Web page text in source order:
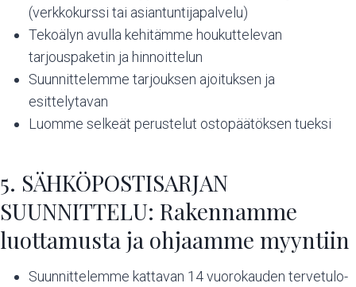
(verkkokurssi tai asiantuntijapalvelu)
Tekoälyn avulla kehitämme houkuttelevan
tarjouspaketin ja hinnoittelun
Suunnittelemme tarjouksen ajoituksen ja
esittelytavan
Luomme selkeät perustelut ostopäätöksen tueksi
5. SÄHKÖPOSTISARJAN
SUUNNITTELU: Rakennamme
luottamusta ja ohjaamme myyntiin
Suunnittelemme kattavan 14 vuorokauden tervetulo-